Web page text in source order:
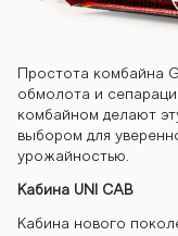
0
400
Простота комбайна
обмолота и
комбайном делают
выбором для
урожайностью.
Кабина UNI CAB
Кабина нового